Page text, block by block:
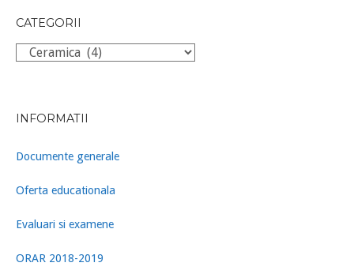
CATEGORII
Categorii
INFORMATII
Documente generale
Oferta educationala
Evaluari si examene
ORAR 2018-2019